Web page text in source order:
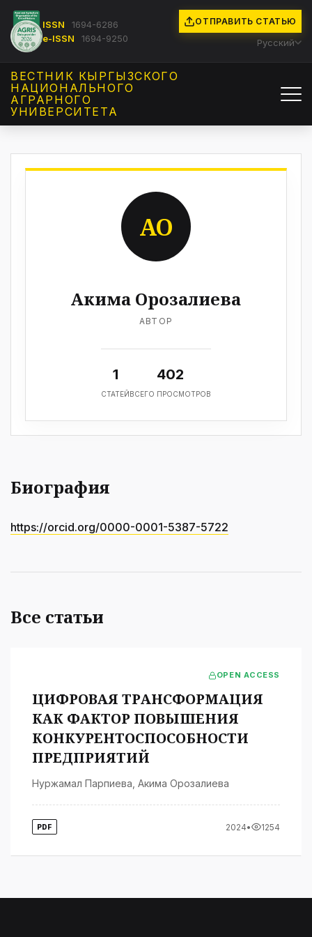
ISSN
1694-6286
e-ISSN
1694-9250
ОТПРАВИТЬ СТАТЬЮ
Русский
ВЕСТНИК КЫРГЫЗCКОГО
НАЦИОНАЛЬНОГО
АГРАРНОГО
УНИВЕРСИТЕТА
АО
Акима Орозалиева
АВТОР
1
СТАТЕЙ
402
ВСЕГО ПРОСМОТРОВ
Биография
https://orcid.org/0000-0001-5387-5722
Все статьи
OPEN ACCESS
ЦИФРОВАЯ ТРАНСФОРМАЦИЯ
КАК ФАКТОР ПОВЫШЕНИЯ
КОНКУРЕНТОСПОСОБНОСТИ
ПРЕДПРИЯТИЙ
Нуржамал Парпиева Акима Орозалиева
PDF 2024• 1254